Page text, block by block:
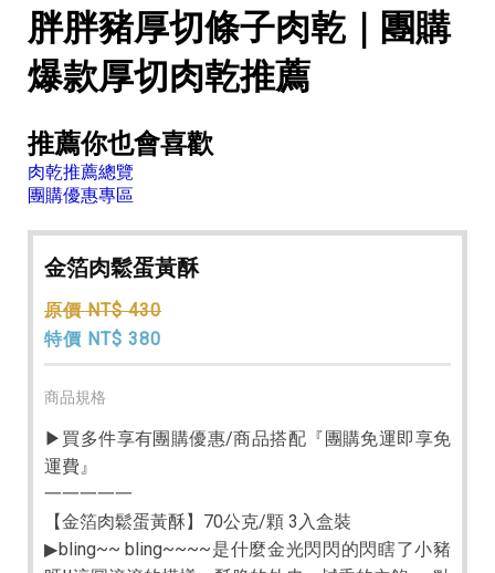
胖胖豬厚切條子肉乾｜團購
爆款厚切肉乾推薦
推薦你也會喜歡
肉乾推薦總覽
團購優惠專區
金箔肉鬆蛋黃酥
原價 NT$ 430
特價 NT$ 380
商品規格
▶買多件享有團購優惠/商品搭配『團購免運即享免
運費』
一一一一一
【金箔肉鬆蛋黃酥】70公克/顆 3入盒裝
▶bling~~ bling~~~~是什麼金光閃閃的閃瞎了小豬